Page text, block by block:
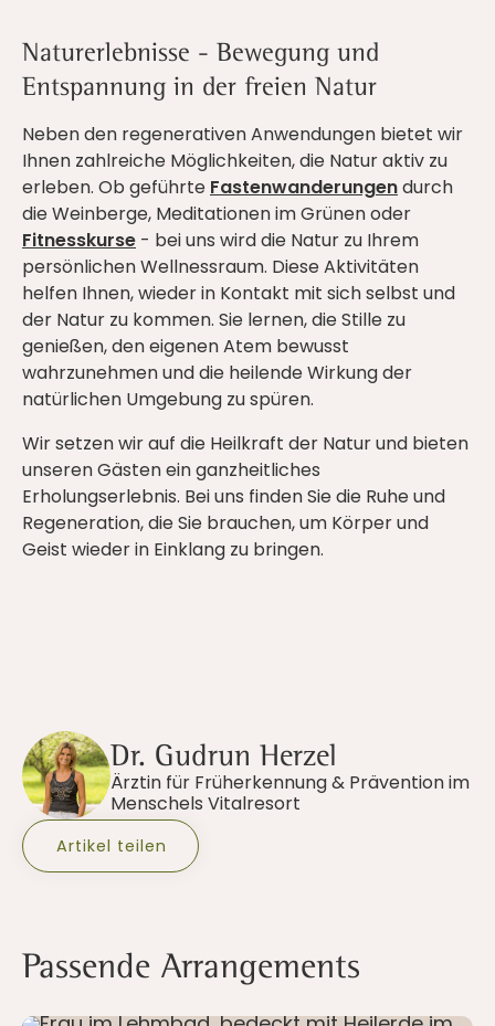
Naturerlebnisse - Bewegung und
Entspannung in der freien Natur
Neben den regenerativen Anwendungen bietet wir
Ihnen zahlreiche Möglichkeiten, die Natur aktiv zu
erleben. Ob geführte Fastenwanderungendurch
die Weinberge, Meditationen im Grünen oder
Fitnesskurse - bei uns wird die Natur zu Ihrem
persönlichen Wellnessraum. Diese Aktivitäten
helfen Ihnen, wieder in Kontakt mit sich selbst und
der Natur zu kommen. Sie lernen, die Stille zu
genießen, den eigenen Atem bewusst
wahrzunehmen und die heilende Wirkung der
natürlichen Umgebung zu spüren.
Wir setzen wir auf die Heilkraft der Natur und bieten
unseren Gästen ein ganzheitliches
Erholungserlebnis. Bei uns finden Sie die Ruhe und
Regeneration, die Sie brauchen, um Körper und
Geist wieder in Einklang zu bringen.
Dr. Gudrun Herzel
Ärztin für Früherkennung & Prävention im
Menschels Vitalresort
Artikel teilen
Passende Arrangements